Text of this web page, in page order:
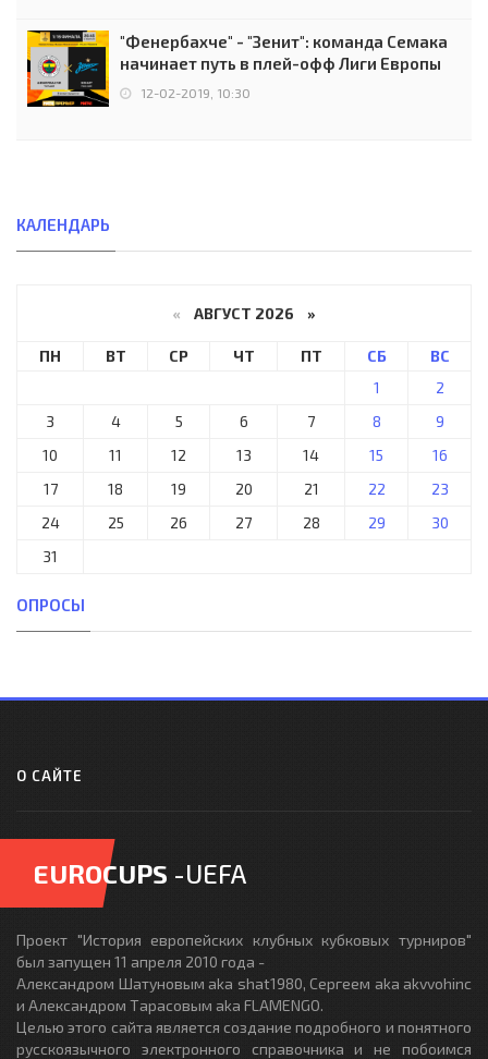
"Фенербахче" - "Зенит": команда Семака
начинает путь в плей-офф Лиги Европы
12-02-2019, 10:30
КАЛЕНДАРЬ
« АВГУСТ 2026 »
ПН ВТ СР ЧТ ПТ СБ
ВС
1
2
3
4 5 6 7 8
9
10
11 12 13 14 15
16
17
18 19 20 21 22
23
24
25 26 27 28 29
30
31
ОПРОСЫ
О САЙТЕ
EUROCUPS -UEFA
Проект "История европейских клубных кубковых турниров"
был запущен 11 апреля 2010 года -
Александром Шатуновым aka shat1980, Сергеем aka akvvohinc
и Александром Тарасовым aka FLAMENGO.
Целью этого сайта является создание подробного и понятного
русскоязычного электронного справочника и не побоимся